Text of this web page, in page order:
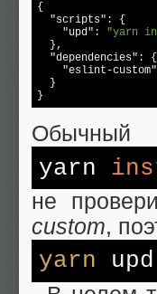
{
"scripts" : {
"upd" : "yarn
  },
"dependencies" : {
"eslint-custom"
  }
Обычный
yarn
не
custom,
yarn upd